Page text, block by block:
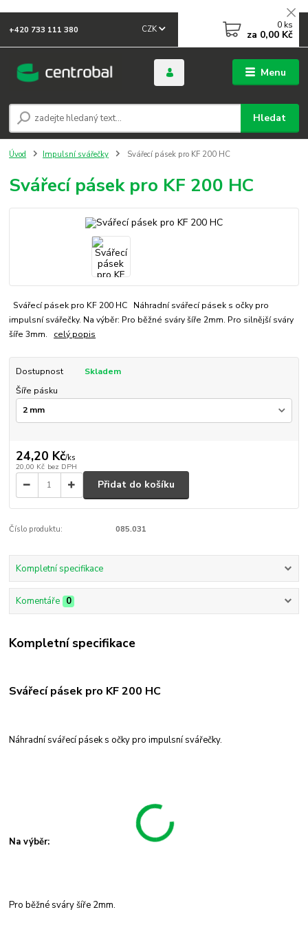
Menu
CZK
Hledat
+420 733 111 380 0 ks
za 0,00 Kč
Úvod Impulsní svářečky Svářecí pásek pro KF 200 HC
Svářecí pásek pro KF 200 HC
Svářecí pásek pro KF 200 HC Náhradní svářecí pásek s očky pro
impulsní svářečky. Na výběr: Pro běžné sváry šíře 2mm. Pro silnější sváry
šíře 3mm. celý popis
Dostupnost
Skladem
Šíře pásku
24,20 Kč/ks
20,00 Kč bez DPH
Přidat do košíku
Číslo produktu: 085.031
Kompletní specifikace
Komentáře 0
Kompletní specifikace
Svářecí pásek pro KF 200 HC
Náhradní svářecí pásek s očky pro impulsní svářečky.
Na výběr:
Pro běžné sváry šíře 2mm.